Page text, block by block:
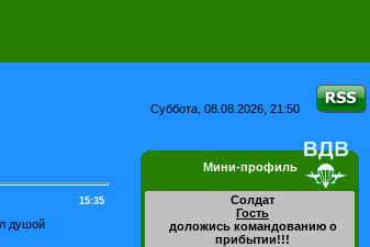
Суббота, 08.08.2026, 21:50
15:35
душой
Мини-профиль
Солдат
Гость
доложись командованию о
прибытии!!!